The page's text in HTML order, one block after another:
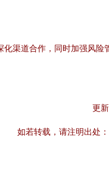
渠道合作，同时加强风
更
如若转载，请注明出处